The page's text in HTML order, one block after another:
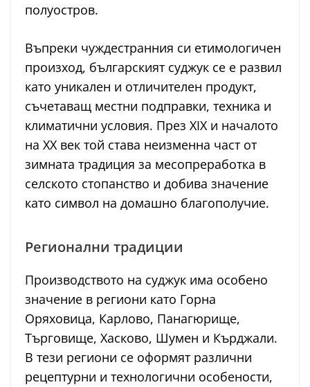
полуостров.
Въпреки чуждестранния си етимологичен
произход, българският суджук се е развил
като уникален и отличителен продукт,
съчетаващ местни подправки, техника и
климатични условия. През XIX и началото
на XX век той става неизменна част от
зимната традиция за месопреработка в
селското стопанство и добива значение
като символ на домашно благополучие.
Регионални традиции
Производството на суджук има особено
значение в региони като Горна
Оряховица, Карлово, Панагюрище,
Търговище, Хасково, Шумен и Кърджали.
В тези региони се оформят различни
рецептурни и технологични особености,